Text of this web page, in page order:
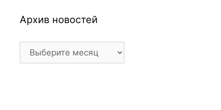
Архив новостей
Архив
новостей